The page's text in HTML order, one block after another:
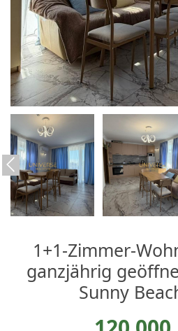
1+1-Zimmer-
ganzjährig
Sunny